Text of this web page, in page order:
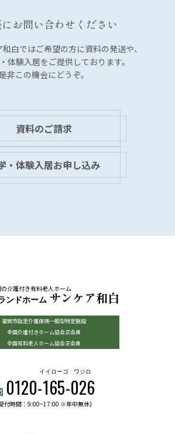
お問い合わせください
和白ではご希望の方に資料の発送や、
体験入居をご提供しております。
非この機会にどうぞ。
資料のご請求
・体験入居お申し込み
介護付き有料老人ホーム
ンドホーム サンケア和白
福岡市指定介護保険一般型特定施設
全国介護付きホーム協会正会員
全国有料老人ホーム協会正会員
0120-165
イイローゴ
-026
ワジロ
付時間：9:00~17:00 ※年中無休)